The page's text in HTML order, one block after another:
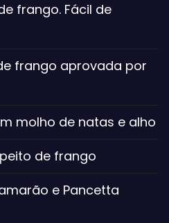
frango. Fácil de
frango aprovada por
molho de natas e alho
de frango
e Pancetta